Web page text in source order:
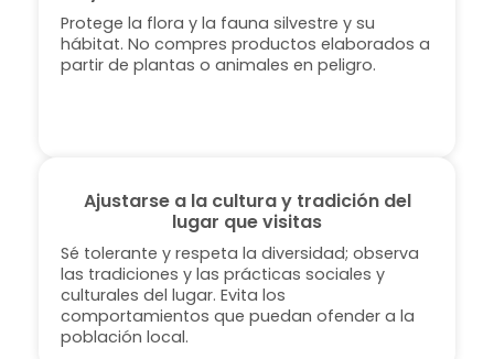
Protege la flora y la fauna silvestre y su
hábitat. No compres productos elaborados a
partir de plantas o animales en peligro.
Ajustarse a la cultura y tradición del
lugar que visitas
Sé tolerante y respeta la diversidad; observa
las tradiciones y las prácticas sociales y
culturales del lugar. Evita los
comportamientos que puedan ofender a la
población local.